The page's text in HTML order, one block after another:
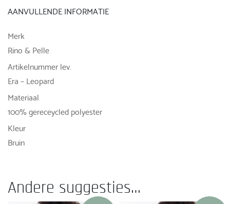
AANVULLENDE INFORMATIE
Merk
Rino & Pelle
Artikelnummer lev.
Era – Leopard
Materiaal
100% gereceycled polyester
Kleur
Bruin
Andere suggesties…